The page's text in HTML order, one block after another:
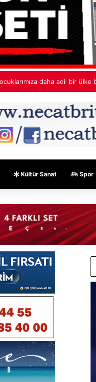
hükümet hesabı tutmayacak
Kültür Sanat Spor